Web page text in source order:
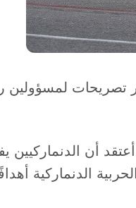
تصريحات
فانين، “لا أعتقد أن
الدنماركية